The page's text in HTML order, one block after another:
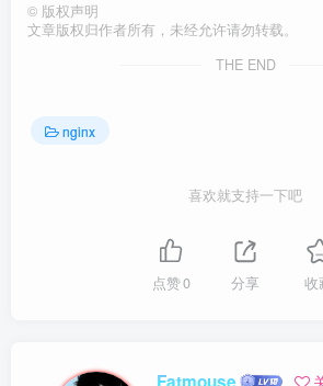
© 版权声明
文章版权归作者所有，未经允许请勿转载。
THE END
nginx
喜欢就支持一下吧
点赞0 分享 收
Fatmouse